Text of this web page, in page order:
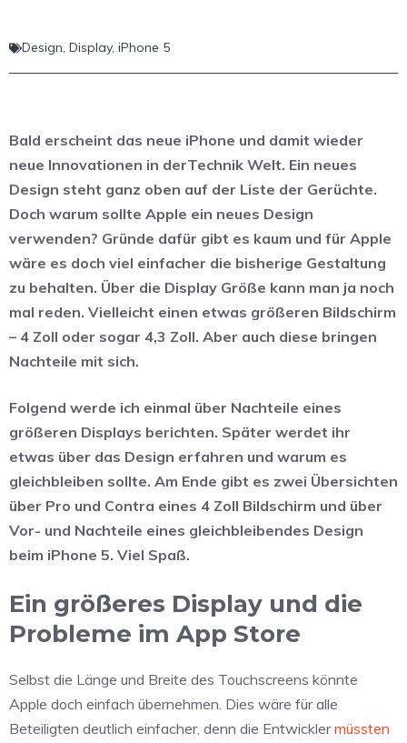
Design, Display, iPhone 5
Bald erscheint das neue iPhone und damit wieder
neue Innovationen in derTechnik Welt. Ein neues
Design steht ganz oben auf der Liste der Gerüchte.
Doch warum sollte Apple ein neues Design
verwenden? Gründe dafür gibt es kaum und für Apple
wäre es doch viel einfacher die bisherige Gestaltung
zu behalten. Über die Display Größe kann man ja noch
mal reden. Vielleicht einen etwas größeren Bildschirm
– 4 Zoll oder sogar 4,3 Zoll. Aber auch diese bringen
Nachteile mit sich.
Folgend werde ich einmal über Nachteile eines
größeren Displays berichten. Später werdet ihr
etwas über das Design erfahren und warum es
gleichbleiben sollte. Am Ende gibt es zwei Übersichten
über Pro und Contra eines 4 Zoll Bildschirm und über
Vor- und Nachteile eines gleichbleibendes Design
beim iPhone 5. Viel Spaß.
Ein größeres Display und die
Probleme im App Store
Selbst die Länge und Breite des Touchscreens könnte
Apple doch einfach übernehmen. Dies wäre für alle
Beteiligten deutlich einfacher, denn die Entwicklermüssten